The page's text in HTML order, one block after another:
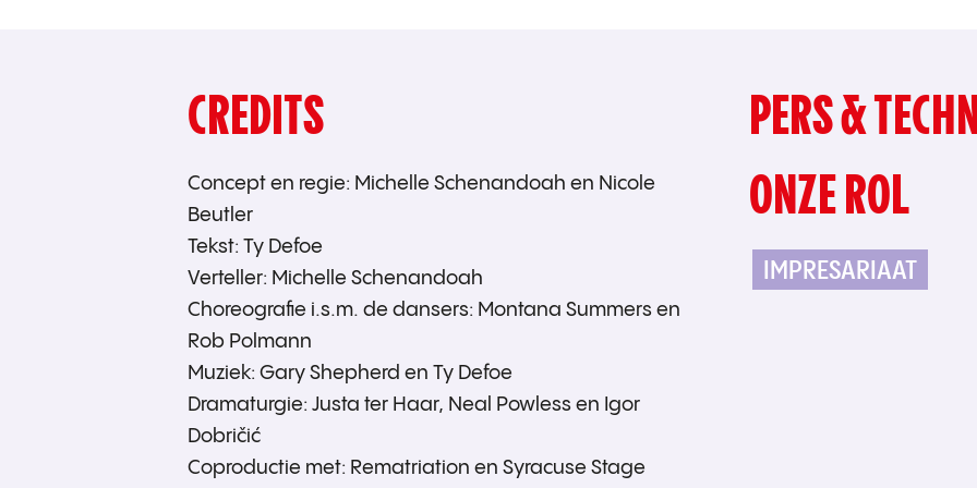
CREDITS
Concept en regie: Michelle Schenandoah en Nicole
Beutler
Tekst: Ty Defoe
Verteller: Michelle Schenandoah
Choreografie i.s.m. de dansers: Montana Summers en
Rob Polmann
Muziek: Gary Shepherd en Ty Defoe
Dramaturgie: Justa ter Haar, Neal Powless en Igor
Dobričić
Coproductie met: Rematriation en Syracuse Stage
PERS &
ONZE ROL
IMPRESARIAAT